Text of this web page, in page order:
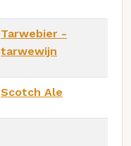
Tarwebier -
tarwewijn
Scotch Ale